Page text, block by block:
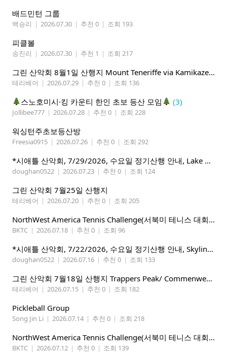
배드민턴 그룹
백승리 | 2026.07.30 | 추천 0 | 조회 193
피클볼
송진리 | 2026.07.30 | 추천 1 | 조회 217
그린 산악회 8월1일 산행지 Mount Teneriffe via Kamikaze Trail/ Lillian Lake &Margaret Lake
테리베어 | 2026.07.29 | 추천 0 | 조회 136
스노호미시·킹 카운티 한인 초보 등산 모임 (3)
Jollibee777 | 2026.07.28 | 추천 0 | 조회 228
워싱턴주초보등산방
Freesia0915 | 2026.07.26 | 추천 0 | 조회 292
*시애틀 산악회, 7/29/2026, 수요일 정기산행 안내, Lake 22*
doughan0522 | 2026.07.23 | 추천 0 | 조회 124
그린 산악회 7월25일 산행지
테리베어 | 2026.07.20 | 추천 0 | 조회 205
NorthWest America Tennis Challenge(서북미 테니스 대회) 마감임박!!!!!
BKTC | 2026.07.18 | 추천 0 | 조회 96
*시애틀 산악회, 7/22/2026, 수요일 정기산행 안내, Skyline Trail Loop(Mt. Rainier)*
doughan0522 | 2026.07.16 | 추천 0 | 조회 133
그린 산악회 7월18일 산행지 Trappers Peak/ Commenwealth Basin
테리베어 | 2026.07.15 | 추천 0 | 조회 182
Pickleball Group
Song Jin Li | 2026.07.14 | 추천 0 | 조회 218
NorthWest America Tennis Challenge(서북미 테니스 대회) 마감임박!!!!!
BKTC | 2026.07.12 | 추천 0 | 조회 139